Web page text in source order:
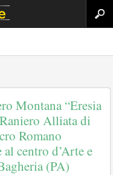
Montana “Eresia
Alliata di
Romano
centro d’Arte e
(PA)